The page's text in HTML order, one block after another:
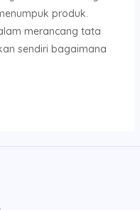
produk.
merancang tata
sendiri bagaimana